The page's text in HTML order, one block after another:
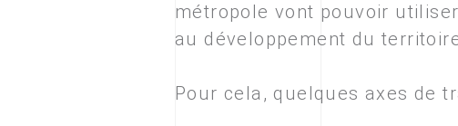
métropole vont pouvoir
au développement du
Pour cela, quelques axes de